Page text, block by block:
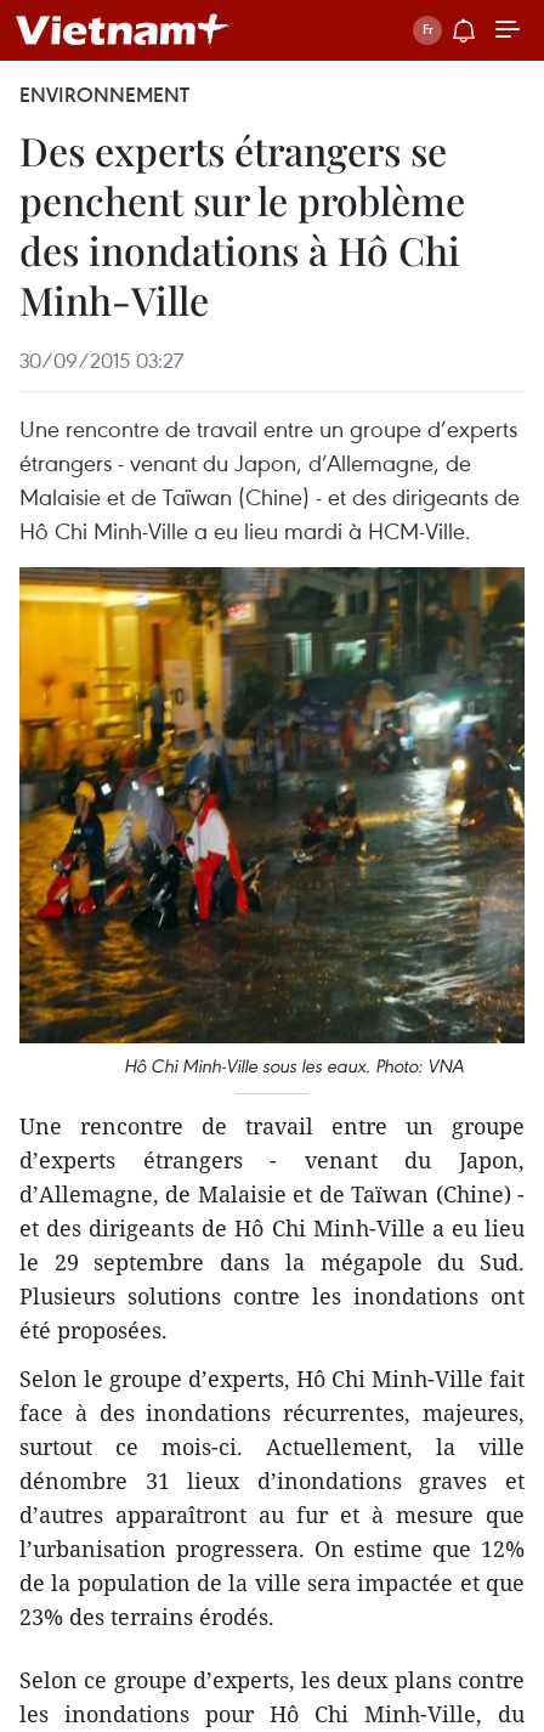
ENVIRONNEMENT
Des experts étrangers se
penchent sur le problème
des inondations à Hô Chi
Minh-Ville
30/09/2015 03:27
Une rencontre de travail entre un groupe d’experts
étrangers - venant du Japon, d’Allemagne, de
Malaisie et de Taïwan (Chine) - et des dirigeants de
Hô Chi Minh-Ville a eu lieu mardi à HCM-Ville.
Hô Chi Minh-Ville sous les eaux. Photo: VNA
Une rencontre de travail entre un groupe
d’experts étrangers - venant du Japon,
d’Allemagne, de Malaisie et de Taïwan (Chine) -
et des dirigeants de Hô Chi Minh-Ville a eu lieu
le 29 septembre dans la mégapole du Sud.
Plusieurs solutions contre les inondations ont
été proposées.
Selon le groupe d’experts, Hô Chi Minh-Ville fait
face à des inondations récurrentes, majeures,
surtout ce mois-ci. Actuellement, la ville
dénombre 31 lieux d’inondations graves et
d’autres apparaîtront au fur et à mesure que
l’urbanisation progressera. On estime que 12%
de la population de la ville sera impactée et que
23% des terrains érodés.
Selon ce groupe d’experts, les deux plans contre
les inondations pour Hô Chi Minh-Ville, du